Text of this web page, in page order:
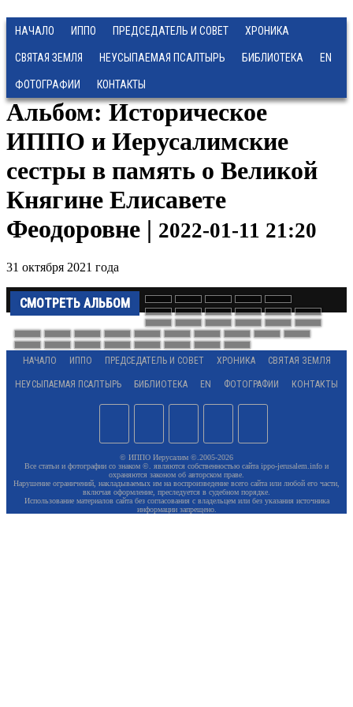
НАЧАЛО ИППО ПРЕДСЕДАТЕЛЬ И СОВЕТ ХРОНИКА
СВЯТАЯ ЗЕМЛЯ НЕУСЫПАЕМАЯ ПСАЛТЫРЬ БИБЛИОТЕКА EN
ФОТОГРАФИИ КОНТАКТЫ
Альбом: Историческое
ИППО и Иерусалимские
сестры в память о Великой
Княгине Елисавете
Феодоровне | 2022-01-11 21:20
31 октября 2021 года
СМОТРЕТЬ АЛЬБОМ
НАЧАЛО ИППО ПРЕДСЕДАТЕЛЬ И СОВЕТ ХРОНИКА СВЯТАЯ ЗЕМЛЯ
НЕУСЫПАЕМАЯ ПСАЛТЫРЬ БИБЛИОТЕКА EN ФОТОГРАФИИ КОНТАКТЫ
© ИППО Иерусалим ©.2005-2026
Все статьи и фотографии со знаком ©. являются собственностью сайта ippo-jerusalem.info и
охраняются законом об авторском праве.
Нарушение ограничений, накладываемых им на воспроизведение всего сайта или любой его части,
включая оформление, преследуется в судебном порядке.
Использование материалов сайта без согласования с владельцем или без указания источника
информации запрещено.